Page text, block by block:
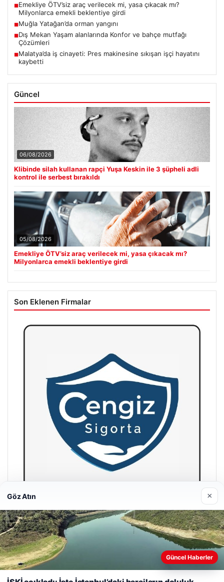
■Emekliye ÖTV’siz araç verilecek mi, yasa çıkacak mı?
Milyonlarca emekli beklentiye girdi
■Muğla Yatağan’da orman yangını
■Dış Mekan Yaşam alanlarında Konfor ve bahçe mutfağı
Çözümleri
■Malatya’da iş cinayeti: Pres makinesine sıkışan işçi hayatını
kaybetti
Güncel
06/08/2026
Klibinde silah kullanan rapçi Yuşa Keskin ile 3 şüpheli adli
kontrol ile serbest bırakıldı
05/08/2026
Emekliye ÖTV’siz araç verilecek mi, yasa çıkacak mı?
Milyonlarca emekli beklentiye girdi
Son Eklenen Firmalar
Hastaş Beton
26/05/2026
Web sitemizi nasıl kullandığınızı daha iyi anlayabilmek,
Göz Atın ×
Güncel Haberler